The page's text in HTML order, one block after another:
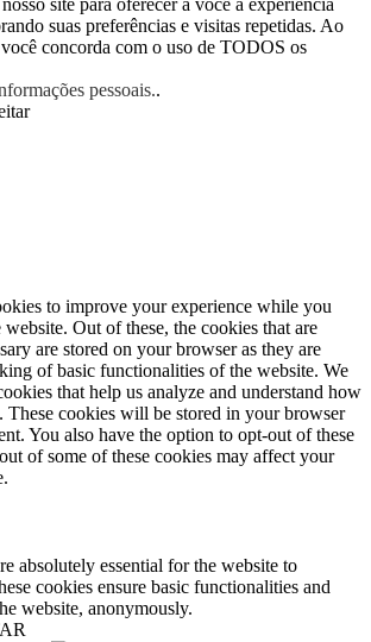
suas preferências e visitas repetidas. Ao
concorda com o uso de TODOS os
pessoais..
to improve your experience while you
Out of these, the cookies that are
are stored on your browser as they are
of basic functionalities of the website. We
that help us analyze and understand how
These cookies will be stored in your browser
You also have the option to opt-out of these
of some of these cookies may affect your
absolutely essential for the website to
cookies ensure basic functionalities and
website, anonymously.